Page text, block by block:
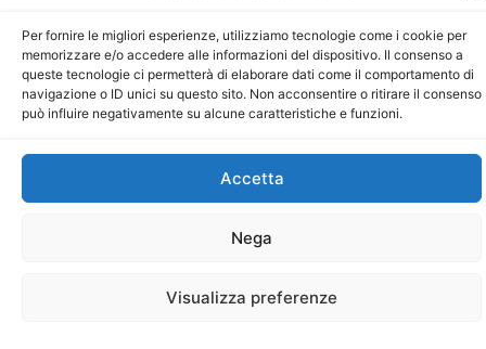
Per fornire le migliori esperienze, utilizziamo tecnologie come i cookie per
memorizzare e/o accedere alle informazioni del dispositivo. Il consenso a
queste tecnologie ci permetterà di elaborare dati come il comportamento di
navigazione o ID unici su questo sito. Non acconsentire o ritirare il consenso
può influire negativamente su alcune caratteristiche e funzioni.
Accetta
Nega
Visualizza preferenze